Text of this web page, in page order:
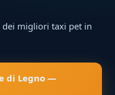
migliori taxi pet in
di Legno —